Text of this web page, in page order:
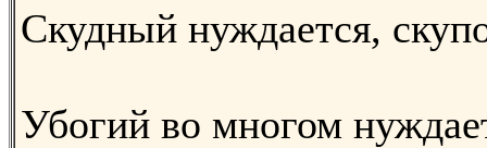
Скудный нуждается,
Убогий во многом